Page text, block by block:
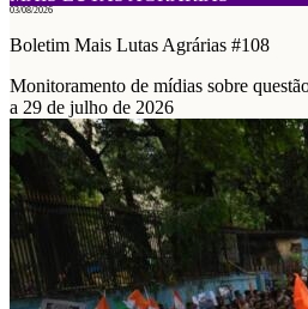
03/08/2026
Boletim Mais Lutas Agrárias #108
Monitoramento de mídias sobre
a 29 de julho de 2026